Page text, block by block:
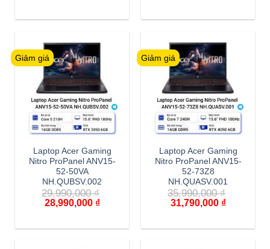
Giảm giá
Laptop Acer Gaming
Nitro ProPanel ANV15-
52-50VA
NH.QUBSV.002
29,990,000₫
28,990,000 ₫
Giảm giá
Laptop Acer Gaming
Nitro ProPanel ANV15-
52-73Z8
NH.QUASV.001
35,990,000₫
31,790,000 ₫